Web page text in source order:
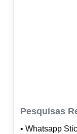
Pesquisas
• Whatsapp